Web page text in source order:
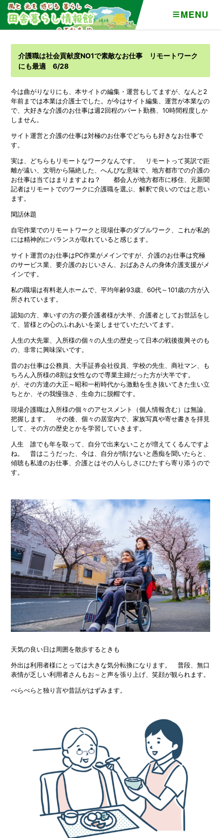
MENU
介護職は社会貢献度NO1で素敵なお仕事 リモートワーク
にも最適 6/28
今は曲がりなりにも、本サイトの編集・運営もしてますが、なんと2
年前までは本業は介護士でした。が今はサイト編集、運営が本業なの
で、大好きな介護のお仕事は週2回程のパート勤務、10時間程度しか
しません。
サイト運営と介護の仕事は対極のお仕事でどちらも好きなお仕事で
す。
実は、どちらもリモートなワークなんです。 リモートって英訳で距
離が遠い、文明から隔絶した、へんぴな意味で、地方都市での介護の
お仕事は当てはまりますよね？ 都会人が地方都市に移住、元新聞
記者はリモートでのワークに介護職を選ぶ、解釈で良いのではと思い
ます。
閑話休題
自宅作業でのリモートワークと現場仕事のダブルワーク、これが私的
には精神的にバランスが取れていると感じます。
サイト運営のお仕事はPC作業がメインですが、介護のお仕事は究極
のサービス業、要介護のおじいさん、おばあさんの身体介護支援がメ
インです。
私の職場は有料老人ホームで、平均年齢93歳、60代～101歳の方が入
所されています。
認知の方、車いすの方の要介護者様が大半、介護者としてお世話をし
て、皆様との心のふれあいを楽しませていただいてます。
人生の大先輩、入所様の個々の人生の歴史って日本の戦後復興そのも
の、非常に興味深いです。
昔のお仕事は公務員、大手証券会社役員、学校の先生、商社マン、も
ちろん入所様の8割は女性なので専業主婦だった方が大半です。
が、その方達の大正～昭和一桁時代から激動を生き抜いてきた生い立
ちとか、その我慢強さ、生命力に脱帽です。
現場介護職は入所様の個々のアセスメント（個人情報含む）は無論、
把握します。 その後、個々の居室内で、家族写真や寄せ書きを拝見
して、その方の歴史とかを学習していきます。
人生 誰でも年を取って、自分で出来ないことが増えてくるんですよ
ね。 昔はこうだった、今は、自分が情けないと愚痴を聞いたらと、
傾聴も私達のお仕事、介護とはその人らしさにひたすら寄り添うので
す。
天気の良い日は周囲を散歩するときも
外出は利用者様にとっては大きな気分転換になります。 普段、無口
表情が乏しい利用者さんもお～と声を張り上げ、笑顔が観られます。
ぺらぺらと独り言や昔話がはずみます。